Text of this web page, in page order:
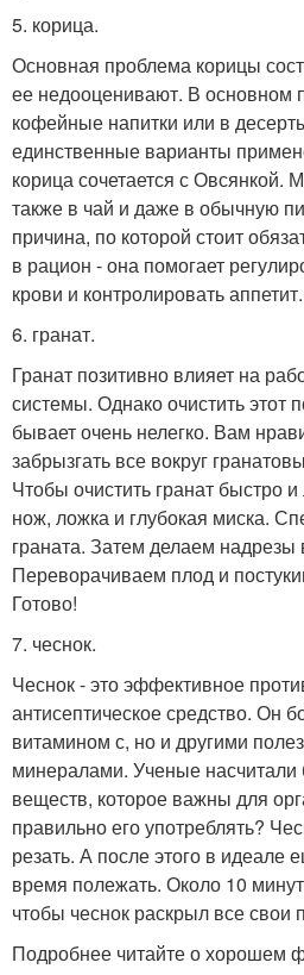
5. корица.
Основная проблема корицы
ее недооценивают. В основном
кофейные напитки или в
единственные варианты
корица сочетается с Овсянкой.
также в чай и даже в обычную
причина, по которой стоит
в рацион - она помогает
крови и контролировать аппетит.
6. гранат.
Гранат позитивно влияет на
системы. Однако очистить этот
бывает очень нелегко. Вам
забрызгать все вокруг
Чтобы очистить гранат быстро
нож, ложка и глубокая миска.
граната. Затем делаем надрезы
Переворачиваем плод и
Готово!
7. чеснок.
Чеснок - это эффективное
антисептическое средство. Он
витамином с, но и другими
минералами. Ученые
веществ, которое важны для
правильно его употреблять?
резать. А после этого в идеале
время полежать. Около 10 минут
чтобы чеснок раскрыл все свои
Подробнее читайте о хорошем